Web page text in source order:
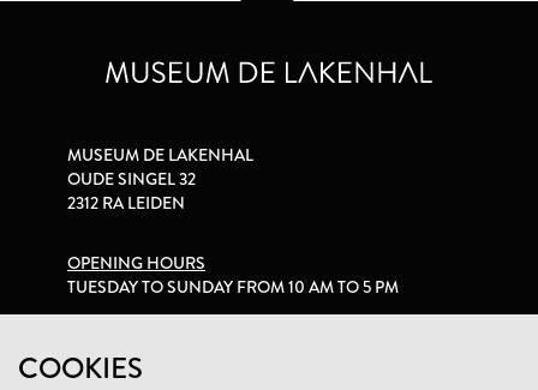
COOKIES
MUSEUM DE LAKENHAL
OUDE SINGEL 32
2312 RA LEIDEN
OPENING HOURS
TUESDAY TO SUNDAY FROM 10 AM TO 5 PM